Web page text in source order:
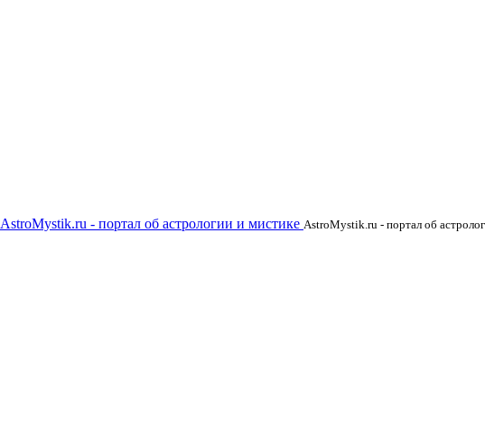
AstroMystik.ru - портал об астрологии и мистике AstroMystik.ru - портал об